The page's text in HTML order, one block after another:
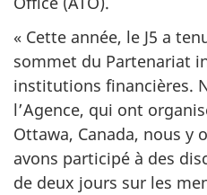
« Cette année, le J5 a
sommet du Partenariat
institutions financières.
l’Agence, qui ont
Ottawa, Canada, nous y
avons participé à des
de deux jours sur les